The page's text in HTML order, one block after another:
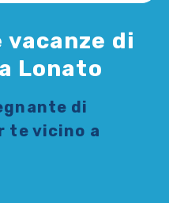
di
Lonato
di
te vicino a